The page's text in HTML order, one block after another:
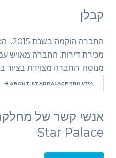
קבלן
מכירת דירות. החברה מאויש עם
מנוסה. החברה מצוידת בציוד
מידע נוסף ABOUT STARPALACE
אנשי קשר של
Star Palace